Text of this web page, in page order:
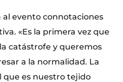
al evento connotaciones
«Es la primera vez que
catástrofe y queremos
a la normalidad. La
que es nuestro tejido